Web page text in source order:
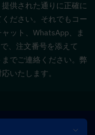
供された通りに正確に
ださい。それでもコー
ット、WhatsApp、ま
で、注文番号を添えて
でご連絡ください。弊
いたします。